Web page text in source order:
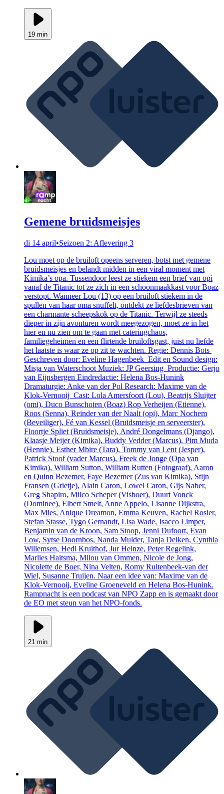
19 min
Gemene bruidsmeisjes
di 14 april•Seizoen 2: Aflevering 3
Lou moet op de bruiloft opeens serveren, botst met gemene
bruidsmeisjes en belandt midden in een viral moment met
Kimika’s opa. Tussendoor leest ze stiekem een brief van opi
vanaf de Titanic tot ze zich in een schoonmaakkast voor Boaz
verstopt. Wanneer Lou (13) op een bruiloft stiekem in de
spullen van haar oma snuffelt, ontdekt ze liefdesbrieven van
een charmante scheepskok op de Titanic. Terwijl ze steeds
dieper in zijn avonturen wordt meegezogen, moet ze in het
hier en nu zien om te gaan met cateringchaos,
familiegeheimen en een flirtende bruiloftsgast, juist nu liefde
het laatste is waar ze op zit te wachten. Regie: Dennis Bots
Geschreven door: Eveline Hagenbeek Edit en Sound design:
Misja van Waterschoot Muziek: JP Geersing Productie: Gerjo
van Eijnsbergen Eindredactie: Helena Bos-Hunink
Dramaturgie: Anke van der Pol Research: Maxime van de
Klok-Vernooij Cast: Lola Amersfoort (Lou), Beatrijs Sluijter
(omi), Duco Bunschoten (Boaz) Rop Verheijen (Etienne),
Roos (Senna), Reinder van der Naalt (opi), Marc Nochem
(Beveiliger), Fé van Kessel (Bruidsmeisje en serveerster),
Floortje Spliet (Bruidsmeisje), André Dongelmans (Django),
Klaasje Meijer (Kimika), Buddy Vedder (Marcus), Pim Muda
(Hennie), Esther Mbire (Tara), Tommy van Lent (Jesper),
Patrick Stoof (vader Marcus), Freek de Jonge (Opa van
Kimika), William Sutton, William Rutten (Fotograaf), Aaron
en Quinn Bezemer, Faye Bezemer (Zus van Kimika), Stijn
Fransen (Grietje), Alain Caron, Lowel Caron, Gijs Naber,
Greg Shapiro, Milco Scheper (Visboer), Duurt Vonck
(Dominee), Elbert Smelt, Anne Appelo, Lisanne Dijkstra,
Max Mies, Anique Dreamon, Emma Keuven, Rachel Rosier,
Stefan Stasse, Tygo Gernandt, Lisa Wade, Isacco Limper,
Benjamin van de Kroon, Sam Stoop, Jenni Dufoort, Evan
Low, Sytse Doornbos, Nanda Mulder, Tanja Delken, Cynthia
Willemsen, Hedi Kruithof, Jur Heinze, Peter Regelink,
Marlies Haitsma, Milou van Ommen, Nicole de Jong,
Nicolette de Boer, Nina Velten, Romy Ruitenbeek-van der
Wiel, Susanne Truijen. Naar een idee van: Maxime van de
Klok-Vernooij, Eveline Groeneveld en Helena Bos-Hunink.
Rampnacht is een podcast van NPO Zapp en is gemaakt door
de EO met steun van het NPO-fonds.
21 min